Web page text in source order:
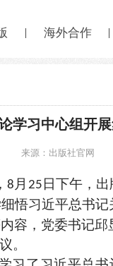
海外合作
学习中心组开
来源：出版社官网
8 月 25 日下午，
悟习近平总书
容，党委书记
。